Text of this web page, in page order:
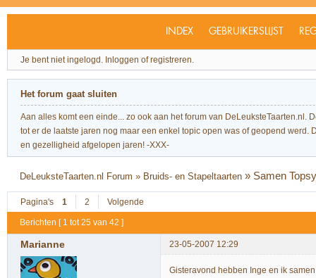
INDEX GEBRUIKERSLIJST
Je bent niet ingelogd. Inloggen of registreren.
Het forum gaat sluiten
Aan alles komt een einde... zo ook aan het forum van
tot er de laatste jaren nog maar een enkel topic open was of geopend
en gezelligheid afgelopen jaren! -XXX-
DeLeuksteTaarten.nl Forum » Bruids- en Stapeltaarten » Samen
Pagina's 1 2 Volgende
Berichten [ 1 tot 25 van 42 ]
Marianne 23-05-2007 12:29
Gisteravond hebben Inge en ik